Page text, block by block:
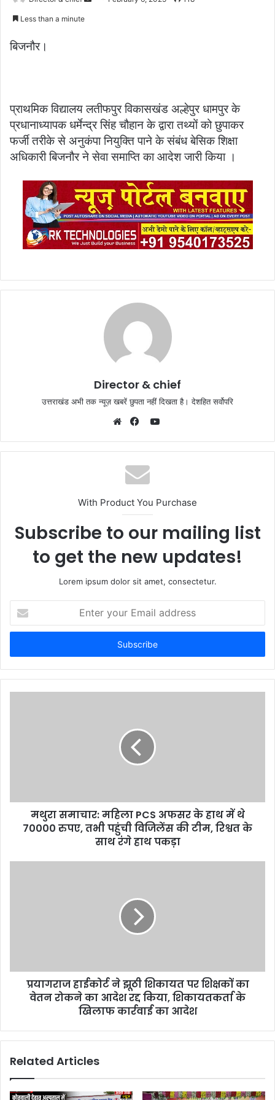
Less than a minute
बिजनौर।
प्राथमिक विद्यालय लतीफपुर विकासखंड अल्हेपुर धामपुर के
प्रधानाध्यापक धर्मेन्द्र सिंह चौहान के द्वारा तथ्यों को छुपाकर
फर्जी तरीके से अनुकंपा नियुक्ति पाने के संबंध बेसिक शिक्षा
अधिकारी बिजनौर ने सेवा समाप्ति का आदेश जारी किया ।
Director & chief
उत्तराखंड अभी तक न्यूज़ खबरें छुपता नहीं दिखता है। देशहित सर्वोपरि
YouTube
With Product You Purchase
Subscribe to our mailing list
to get the new updates!
Lorem ipsum dolor sit amet, consectetur.
your
Email
मथुरा समाचार: महिला PCS अफसर के हाथ में थे
70000 रुपए, तभी पहुंची विजिलेंस की टीम, रिश्वत के
साथ रंगे हाथ पकड़ा
प्रयागराज हाईकोर्ट ने झूठी शिकायत पर शिक्षकों का
वेतन रोकने का आदेश रद्द किया, शिकायतकर्ता के
खिलाफ कार्रवाई का आदेश
Related Articles